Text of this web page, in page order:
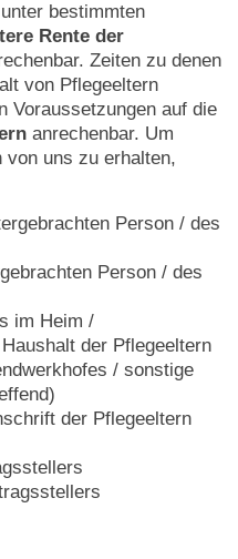
bestimmten
Rente der
Zeiten zu denen
von Pflegeeltern
Voraussetzungen auf die
anrechenbar. Um
von uns zu erhalten,
Person / des
Person / des
im Heim /
der Pflegeeltern
/ sonstige
der Pflegeeltern